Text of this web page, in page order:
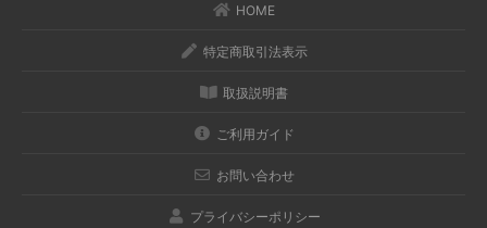
HOME
特定商取引法表示
取扱説明書
ご利用ガイド
お問い合わせ
プライバシーポリシー